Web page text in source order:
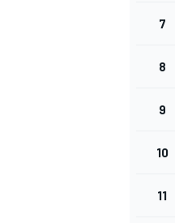
7
8
9
10
11